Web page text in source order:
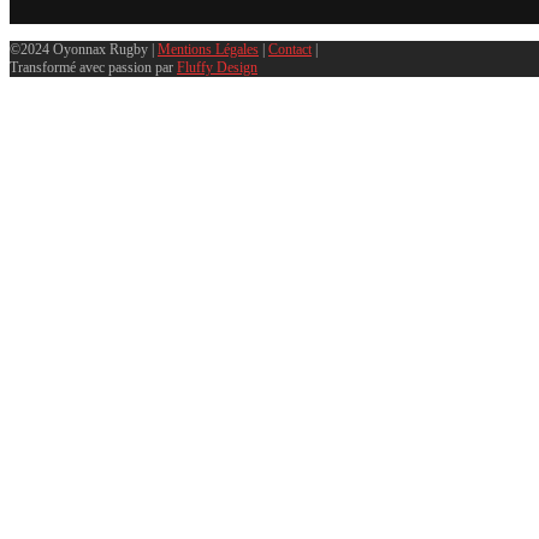
©2024 Oyonnax Rugby | Mentions Légales Contact
Transformé avec passion par Fluffy Design